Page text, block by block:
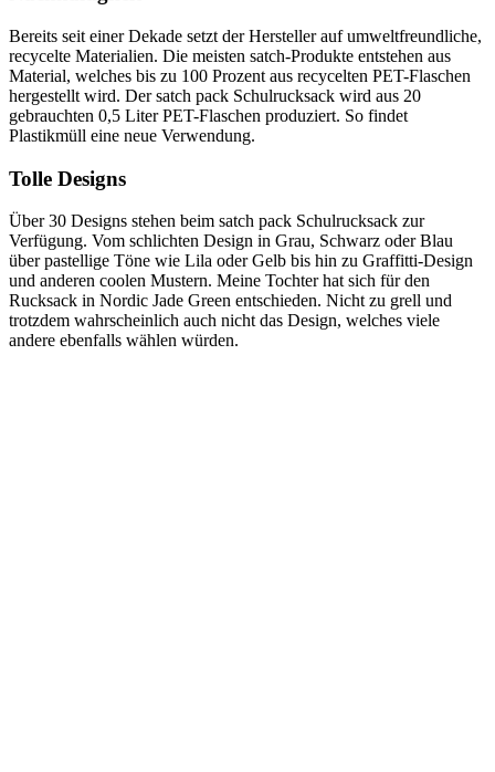
Bereits seit einer Dekade setzt der Hersteller auf umweltfreundliche,
recycelte Materialien. Die meisten satch-Produkte entstehen aus
Material, welches bis zu 100 Prozent aus recycelten PET-Flaschen
hergestellt wird. Der satch pack Schulrucksack wird aus 20
gebrauchten 0,5 Liter PET-Flaschen produziert. So findet
Plastikmüll eine neue Verwendung.
Tolle Designs
Über 30 Designs stehen beim satch pack Schulrucksack zur
Verfügung. Vom schlichten Design in Grau, Schwarz oder Blau
über pastellige Töne wie Lila oder Gelb bis hin zu Graffitti-Design
und anderen coolen Mustern. Meine Tochter hat sich für den
Rucksack in Nordic Jade Green entschieden. Nicht zu grell und
trotzdem wahrscheinlich auch nicht das Design, welches viele
andere ebenfalls wählen würden.